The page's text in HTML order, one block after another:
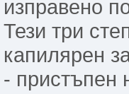
изправено
Тези три
капилярен
- пристъпен